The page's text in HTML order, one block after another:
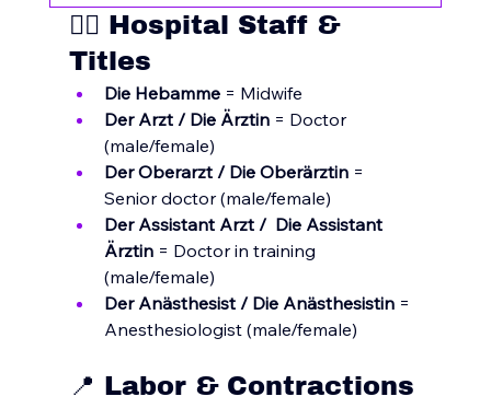
👩‍⚕️ Hospital Staff &
Titles
Die Hebamme = Midwife
Der Arzt / Die Ärztin = Doctor
(male/female)
Der Oberarzt / Die Oberärztin =
Senior doctor (male/female)
Der Assistant Arzt / Die Assistant
Ärztin = Doctor in training
(male/female)
Der Anästhesist / Die Anästhesistin =
Anesthesiologist (male/female)
📍 Labor & Contractions